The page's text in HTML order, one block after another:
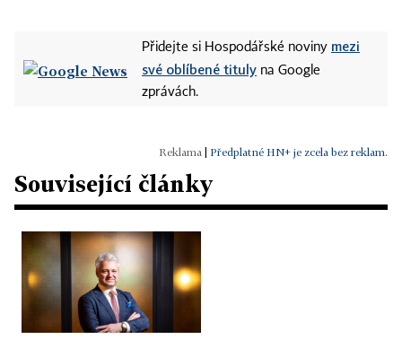
Přidejte si Hospodářské noviny mezi
své oblíbené tituly na Google
zprávách.
Předplatné HN+ je zcela bez reklam.
Související články